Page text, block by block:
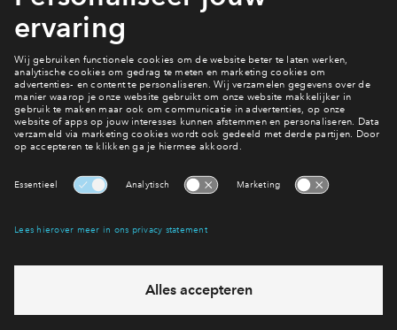
Interesse? Meld je dan snel aan
Hiermee blijf je op de hoogte van het belangrijkste nieuws en
eventuele projecten
Ja, ik wil mij aanmelden
Heb je een vraag en wil je direct antwoord? Bel ons op
feestdagen)
vandaag gesloten, maandag zijn we vanaf
bereikbaar